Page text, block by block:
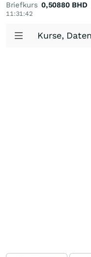
Briefkurs
11:31:42
0,50880 BHD
Kurse,